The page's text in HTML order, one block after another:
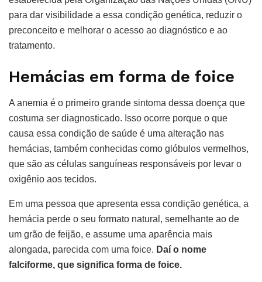
para dar visibilidade a essa condição genética, reduzir o
preconceito e melhorar o acesso ao diagnóstico e ao
tratamento.
Hemácias em forma de foice
A anemia é o primeiro grande sintoma dessa doença que
costuma ser diagnosticado. Isso ocorre porque o que
causa essa condição de saúde é uma alteração nas
hemácias, também conhecidas como glóbulos vermelhos,
que são as células sanguíneas responsáveis por levar o
oxigênio aos tecidos.
Em uma pessoa que apresenta essa condição genética, a
hemácia perde o seu formato natural, semelhante ao de
um grão de feijão, e assume uma aparência mais
alongada, parecida com uma foice. Daí o nome
falciforme, que significa forma de foice.